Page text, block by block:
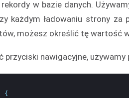
w bazie danych.
każdym ładowaniu strony
możesz określić tę wartość
przyciski nawigacyjne, używamy
{